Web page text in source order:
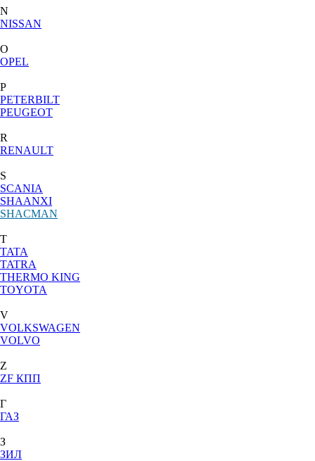
N
NISSAN
O
OPEL
P
PETERBILT
PEUGEOT
R
RENAULT
S
SCANIA
SHAANXI
SHACMAN
T
TATA
TATRA
THERMO KING
TOYOTA
V
VOLKSWAGEN
VOLVO
Z
ZF КПП
Г
ГАЗ
З
ЗИЛ